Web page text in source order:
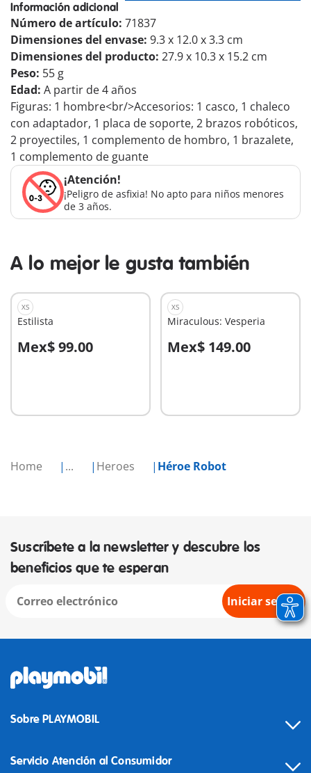
Home ... Heroes Héroe Robot
Información adicional
Número de artículo: 71837
Dimensiones del envase: 9.3 x 12.0 x 3.3 cm
Dimensiones del producto: 27.9 x 10.3 x 15.2 cm
Peso: 55 g
Edad: A partir de 4 años
Figuras: 1 hombre<br/>Accesorios: 1 casco, 1 chaleco
con adaptador, 1 placa de soporte, 2 brazos robóticos,
2 proyectiles, 1 complemento de hombro, 1 brazalete,
1 complemento de guante
¡Atención!
¡Peligro de asfixia! No apto para niños menores
de 3 años.
A lo mejor le gusta también
XS
Estilista
Mex$ 99.00
A la cesta
XS
Miraculous: Vesperia
Mex$ 149.00
A la cesta
Suscríbete a la newsletter y descubre los
beneficios que te esperan
Iniciar sesión
Sobre PLAYMOBIL
Servicio Atención al Consumidor